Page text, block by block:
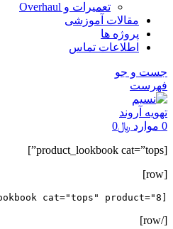
تعمیرات و Overhaul
مقالات آموزشی
پروژه ها
اطلاعات تماس
جست و جو
فهرست
0 موارد ﷼0
[product_lookbook cat=”tops”]
[row]
[/row]